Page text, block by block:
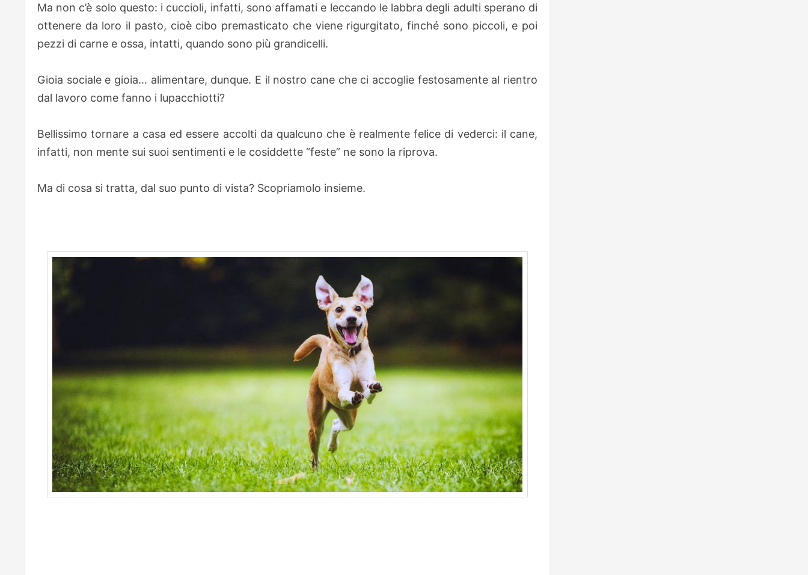
Ma non c’è solo questo: i cuccioli, infatti, sono affamati e leccando le labbra degli adulti sperano di
ottenere da loro il pasto, cioè cibo premasticato che viene rigurgitato, finché sono piccoli, e poi
pezzi di carne e ossa, intatti, quando sono più grandicelli.
Gioia sociale e gioia… alimentare, dunque. E il nostro cane che ci accoglie festosamente al rientro
dal lavoro come fanno i lupacchiotti?
Bellissimo tornare a casa ed essere accolti da qualcuno che è realmente felice di vederci: il cane,
infatti, non mente sui suoi sentimenti e le cosiddette “feste” ne sono la riprova.
Ma di cosa si tratta, dal suo punto di vista? Scopriamolo insieme.